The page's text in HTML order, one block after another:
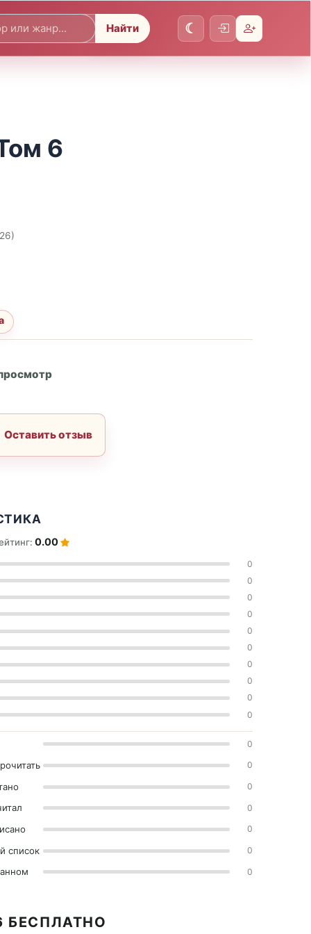
Найти
6
Оставить отзыв
0.00
0
0
0
0
0
0
0
0
0
0
0
0
0
0
0
список 0
0
БЕСПЛАТНО